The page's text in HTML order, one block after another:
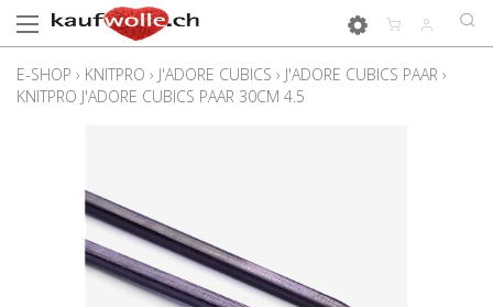
E-SHOP › KNITPRO › J'ADORE CUBICS › J'ADORE CUBICS PAAR ›
KNITPRO J'ADORE CUBICS PAAR 30CM 4.5